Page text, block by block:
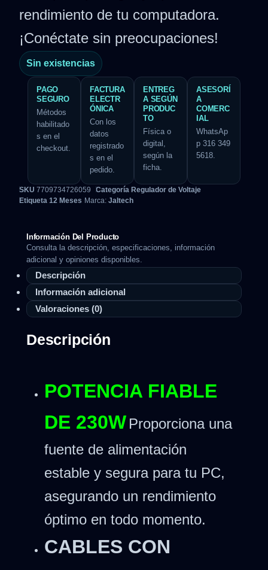
rendimiento de tu computadora.
¡Conéctate sin preocupaciones!
Sin existencias
PAGO
SEGURO
Métodos
habilitado
s en el
checkout.
FACTURA
ELECTR
ÓNICA
Con los
datos
registrado
s en el
pedido.
ENTREG
A SEGÚN
PRODUC
TO
Física o
digital,
según la
ficha.
ASESORÍ
A
COMERC
IAL
WhatsAp
p 316 349
5618.
SKU 7709734726059 Categoría Regulador de Voltaje
Etiqueta 12 Meses Marca: Jaltech
Información Del Producto
Consulta la descripción, especificaciones, información
adicional y opiniones disponibles.
Descripción
Información adicional
Valoraciones (0)
Descripción
POTENCIA FIABLE
DE 230W Proporciona una
fuente de alimentación
estable y segura para tu PC,
asegurando un rendimiento
óptimo en todo momento.
CABLES CON